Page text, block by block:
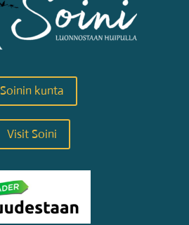
Soinin kunta
Visit Soini